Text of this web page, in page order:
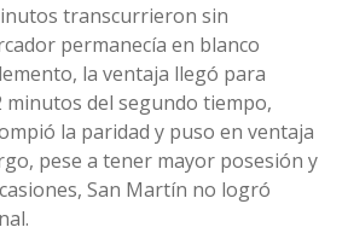
transcurrieron sin
permanecía en blanco
la ventaja llegó para
minutos del segundo tiempo,
la paridad y puso en ventaja
pese a tener mayor posesión y
San Martín no logró